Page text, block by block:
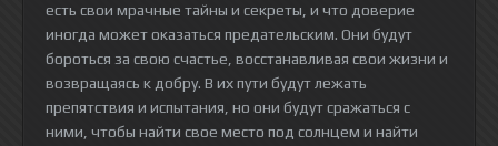
есть свои мрачные тайны и секреты, и что доверие
иногда может оказаться предательским. Они будут
бороться за свою счастье, восстанавливая свои жизни и
возвращаясь к добру. В их пути будут лежать
препятствия и испытания, но они будут сражаться с
ними, чтобы найти свое место под солнцем и найти